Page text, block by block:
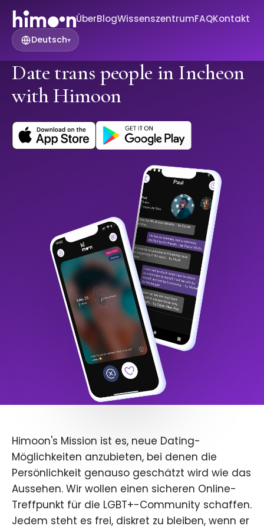
ÜberBlogWissenszentrumFAQKontakt
Deutsch▾
Date trans people in Incheon
with Himoon
Himoon's Mission ist es, neue Dating-
Möglichkeiten anzubieten, bei denen die
Persönlichkeit genauso geschätzt wird wie das
Aussehen. Wir wollen einen sicheren Online-
Treffpunkt für die LGBT+-Community schaffen.
Jedem steht es frei, diskret zu bleiben, wenn er